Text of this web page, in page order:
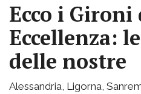
Ecco i Gironi
Eccellenza:
delle nostre
Alessandria, Ligorna,